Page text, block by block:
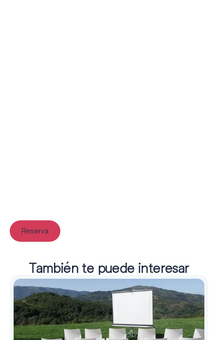
Reserva
También te puede interesar